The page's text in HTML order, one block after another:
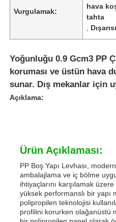
Vurgulamak:
hava
tahta
Yoğunluğu 0.9 Gcm3 PP
koruması ve üstün hava
sunar. Dış mekanlar için
Açıklama:
Ürün Açıklaması:
PP Boş Yapı Levhası,
ambalajlama ve iç bölme
ihtiyaçlarını karşılamak
yüksek performanslı bir yapı
polipropilen teknolojisi
profilini korurken olağanüstü